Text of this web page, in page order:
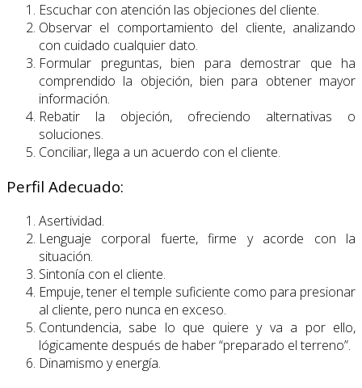
Escuchar con atención las objeciones del cliente.
Observar el comportamiento del cliente, analizando
con cuidado cualquier dato.
Formular preguntas, bien para demostrar que ha
comprendido la objeción, bien para obtener mayor
información.
Rebatir la objeción, ofreciendo alternativas o
soluciones.
Conciliar, llega a un acuerdo con el cliente.
Perfil Adecuado:
Asertividad.
Lenguaje corporal fuerte, firme y acorde con la
situación.
Sintonía con el cliente.
Empuje, tener el temple suficiente como para presionar
al cliente, pero nunca en exceso.
Contundencia, sabe lo que quiere y va a por ello,
lógicamente después de haber “preparado el terreno”.
Dinamismo y energía.